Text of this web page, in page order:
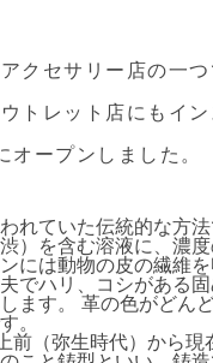
クセサリー店の一
トレット店にもイ
ープンしました。
れていた伝統的な方
）を含む溶液に、濃
には動物の皮の繊維
でハリ、コシがある
ます。 革の色がどん
。
前（弥生時代）から